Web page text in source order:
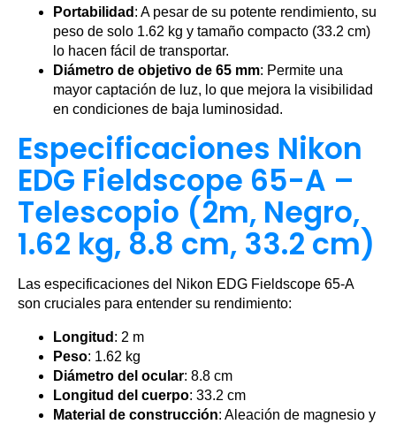
Portabilidad : A pesar de su potente rendimiento, su
peso de solo 1.62 kg y tamaño compacto (33.2 cm)
lo hacen fácil de transportar.
Diámetro de objetivo de 65 mm: Permite una
mayor captación de luz, lo que mejora la visibilidad
en condiciones de baja luminosidad.
Especificaciones Nikon
EDG Fieldscope 65-A –
Telescopio (2m, Negro,
1.62 kg, 8.8 cm, 33.2 cm)
Las especificaciones del Nikon EDG Fieldscope 65-A
son cruciales para entender su rendimiento:
Longitud : 2 m
Peso: 1.62 kg
Diámetro del ocular: 8.8 cm
Longitud del cuerpo: 33.2 cm
Material de construcción: Aleación de magnesio y